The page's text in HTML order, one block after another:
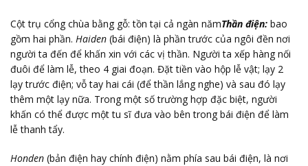
Cột trụ cổng chùa bằng gỗ: tồn tại cả ngàn nămThần điện: bao
gồm hai phần. Haiden (bái điện) là phần trước của ngôi đền nơi
người ta đến để khấn xin với các vị thần. Người ta xếp hàng nối
đuôi để làm lễ, theo 4 giai đoạn. Đặt tiền vào hộp lễ vật; lạy 2
lạy trước điện; vỗ tay hai cái (để thần lắng nghe) và sau đó lạy
thêm một lạy nữa. Trong một số trường hợp đặc biệt, người
khấn có thể được một tu sĩ đưa vào bên trong bái điện để làm
lễ thanh tẩy.
Honden (bản điện hay chính điện) nằm phía sau bái điện, là nơi